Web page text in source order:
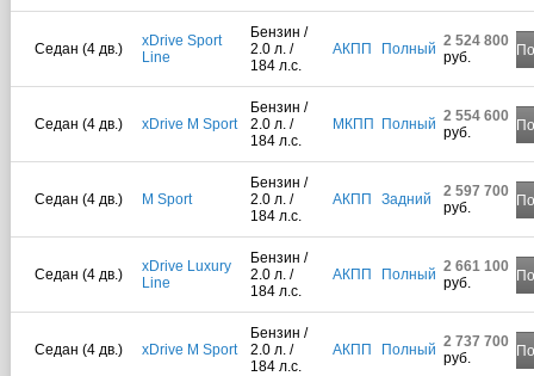
Седан (4 дв.)
xDrive Sport
Line
Бензин /
2.0 л. /
184 л.с.
АКПП Полный 2 524 800
руб.
Седан (4 дв.) xDrive M Sport
Бензин /
2.0 л. /
184 л.с.
МКПП Полный 2 554 600
руб.
Седан (4 дв.) M Sport
Бензин /
2.0 л. /
184 л.с.
АКПП Задний
2 597 700
руб.
Седан (4 дв.)
xDrive Luxury
Line
Бензин /
2.0 л. /
184 л.с.
АКПП Полный 2 661 100
руб.
Седан (4 дв.) xDrive M Sport
Бензин /
2.0 л. /
184 л.с.
АКПП Полный 2 737 700
руб.